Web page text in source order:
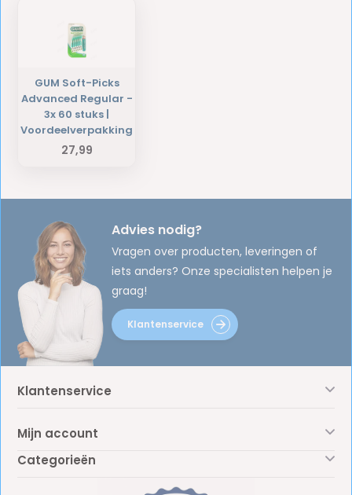
GUM Soft-Picks
Advanced Regular -
3x 60 stuks |
Voordeelverpakking
27,99
Advies nodig?
Vragen over producten, leveringen of
iets anders? Onze specialisten helpen je
graag!
Klantenservice
Klantenservice
Mijn account
Categorieën